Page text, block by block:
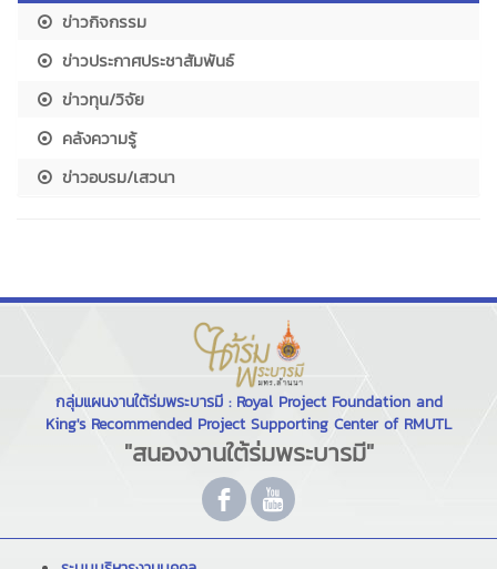
ข่าวกิจกรรม
ข่าวประกาศประชาสัมพันธ์
ข่าวทุน/วิจัย
คลังความรู้
ข่าวอบรม/เสวนา
กลุ่มแผนงานใต้ร่มพระบารมี : Royal Project Foundation and
King's Recommended Project Supporting Center of RMUTL
"สนองงานใต้ร่มพระบารมี"